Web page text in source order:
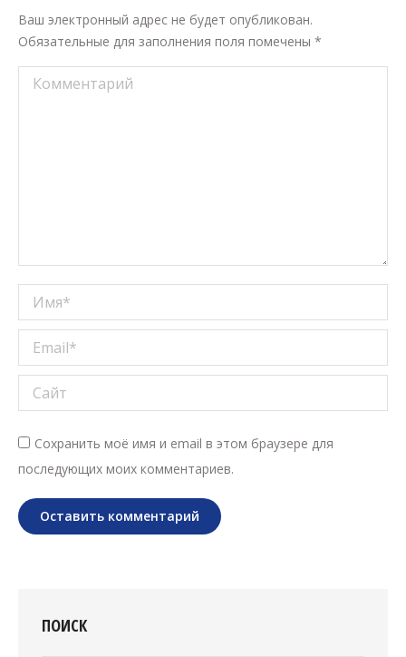
Ваш электронный адрес не будет опубликован.
Обязательные для заполнения поля помечены *
Комментарий
Имя *
Email *
Сайт
Сохранить моё имя и email в этом браузере для
последующих моих комментариев.
Оставить комментарий
ПОИСК